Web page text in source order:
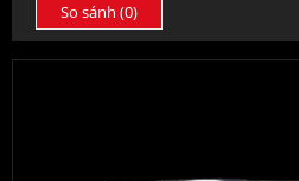
So sánh (0)